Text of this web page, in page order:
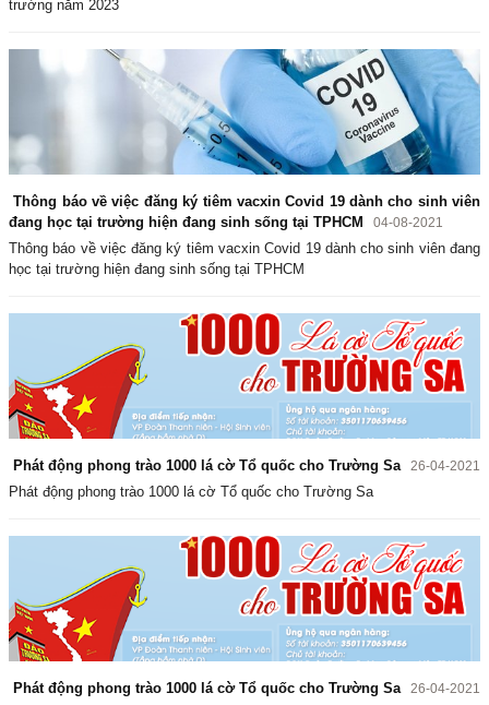
trường năm 2023
Thông báo về việc đăng ký tiêm vacxin Covid 19 dành cho sinh viên
đang học tại trường hiện đang sinh sống tại TPHCM
04-08-2021
Thông báo về việc đăng ký tiêm vacxin Covid 19 dành cho sinh viên đang
học tại trường hiện đang sinh sống tại TPHCM
Phát động phong trào 1000 lá cờ Tổ quốc cho Trường Sa 26-04-2021
Phát động phong trào 1000 lá cờ Tổ quốc cho Trường Sa
Phát động phong trào 1000 lá cờ Tổ quốc cho Trường Sa 26-04-2021